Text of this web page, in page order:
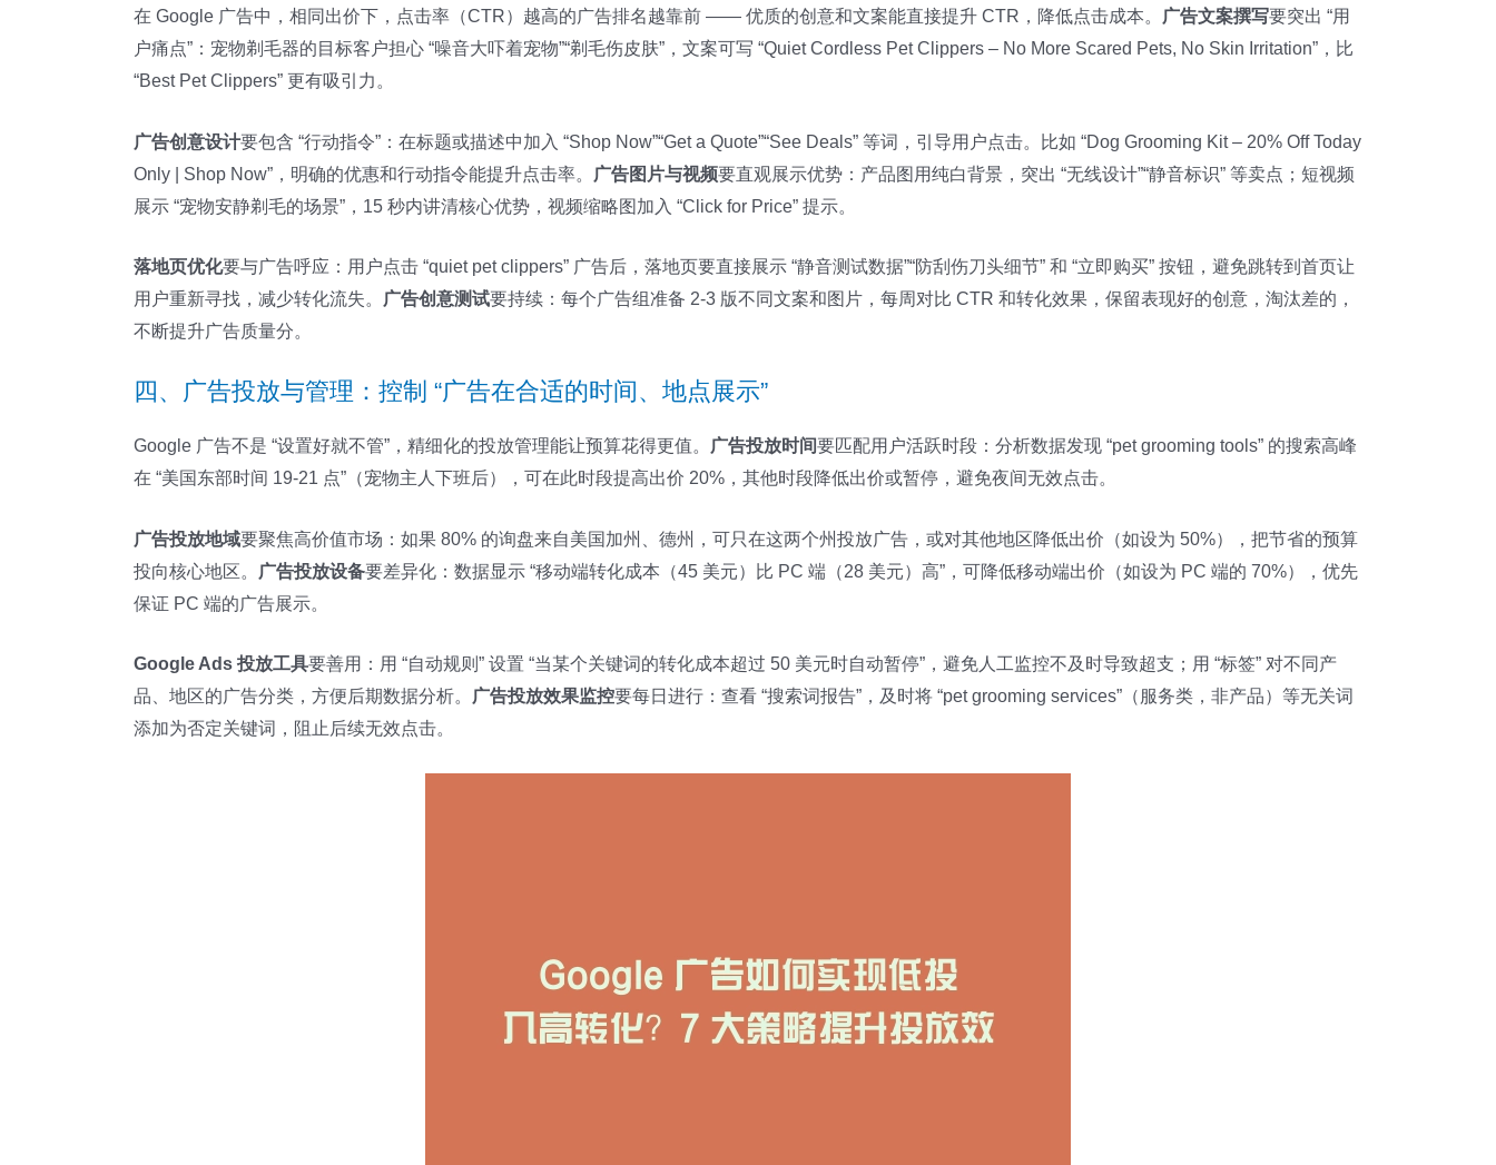
在 Google 广告中，相同出价下，点击率（CTR）越高的广告排名越靠前 —— 优质的创意和文案能直接提升 CTR，降低点击成本。 广告文案撰写要突出 “用
户痛点”：宠物剃毛器的目标客户担心 “噪音大吓着宠物”“剃毛伤皮肤”，文案可写 “Quiet Cordless Pet Clippers – No More Scared Pets, No Skin Irritation”，比
“Best Pet Clippers” 更有吸引力。
广告创意设计要包含 “行动指令”：在标题或描述中加入 “Shop Now”“Get a Quote”“See Deals” 等词，引导用户点击。比如 “Dog Grooming Kit – 20% Off Today
Only | Shop Now”，明确的优惠和行动指令能提升点击率。
广告图片与视频要直观展示优势：产品图用纯白背景，突出 “无线设计”“静音标识” 等卖点；短视频
展示 “宠物安静剃毛的场景”，15 秒内讲清核心优势，视频缩略图加入 “Click for Price” 提示。
落地页优化要与广告呼应：用户点击 “quiet pet clippers” 广告后，落地页要直接展示 “静音测试数据”“防刮伤刀头细节” 和 “立即购买” 按钮，避免跳转到首页让
用户重新寻找，减少转化流失。
广告创意测试要持续：每个广告组准备 2-3 版不同文案和图片，每周对比 CTR 和转化效果，保留表现好的创意，淘汰差的，
不断提升广告质量分。
四、广告投放与管理：控制 “广告在合适的时间、地点展示”
Google 广告不是 “设置好就不管”，精细化的投放管理能让预算花得更值。 广告投放时间要匹配用户活跃时段：分析数据发现 “pet grooming tools” 的搜索高峰
在 “美国东部时间 19-21 点”（宠物主人下班后），可在此时段提高出价 20%，其他时段降低出价或暂停，避免夜间无效点击。
广告投放地域要聚焦高价值市场：如果 80% 的询盘来自美国加州、德州，可只在这两个州投放广告，或对其他地区降低出价（如设为 50%），把节省的预算
投向核心地区。
广告投放设备要差异化：数据显示 “移动端转化成本（45 美元）比 PC 端（28 美元）高”，可降低移动端出价（如设为 PC 端的 70%），优先
保证 PC 端的广告展示。
Google Ads 投放工具要善用：用 “自动规则” 设置 “当某个关键词的转化成本超过 50 美元时自动暂停”，避免人工监控不及时导致超支；用 “标签” 对不同产
品、地区的广告分类，方便后期数据分析。
广告投放效果监控要每日进行：查看 “搜索词报告”，及时将 “pet grooming services”（服务类，非产品）等无关词
添加为否定关键词，阻止后续无效点击。